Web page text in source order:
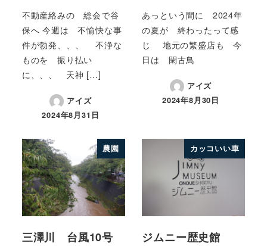
不動産絡みの 総会で谷
保へ 今週は 不愉快な事
件が勃発、、、 不浄な
ものを 振り払い
に、、、 天神 […]
アイズ
2024年8月31日
あっという間に 2024年
の夏が 終わったって感
じ 地元の繁盛店も 今
日は 閑古鳥
アイズ
2024年8月30日
農園
三澤川 台風10号
カッコいい車
ジムニー歴史館